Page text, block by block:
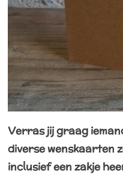
Verras jij graag
diverse wenskaarten
inclusief een zakje